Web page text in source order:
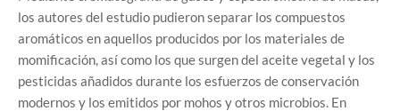
los autores del estudio pudieron separar los compuestos
aromáticos en aquellos producidos por los materiales de
momificación, así como los que surgen del aceite vegetal y los
pesticidas añadidos durante los esfuerzos de conservación
modernos y los emitidos por mohos y otros microbios. En